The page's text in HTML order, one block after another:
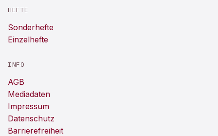
HEFTE
Sonderhefte
Einzelhefte
INFO
AGB
Mediadaten
Impressum
Datenschutz
Barrierefreiheit